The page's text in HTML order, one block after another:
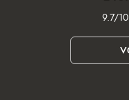
9.7/10